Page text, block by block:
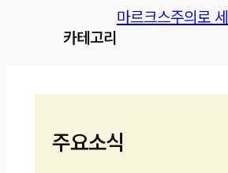
카테고리
마르크스주의로
주요소식